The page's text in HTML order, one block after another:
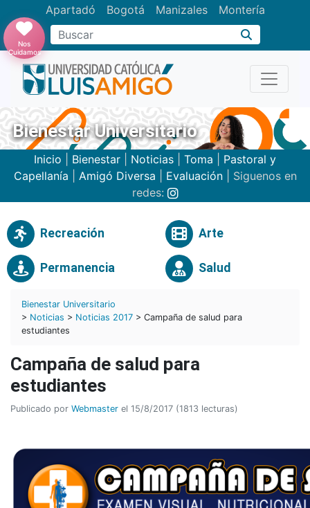
Apartadó Bogotá Manizales Montería
Buscar
Nos
Cuidamos
Bienestar Universitario
Inicio Bienestar Noticias Toma
Pastoral y
Capellanía
Amigó Diversa Evaluación| Siguenos en
redes:
Recreación Arte
Permanencia Salud
Bienestar Universitario
> Noticias > Noticias 2017 > Campaña de salud para
estudiantes
Campaña de salud para
estudiantes
Publicado por Webmaster el 15/8/2017 (1813 lecturas)